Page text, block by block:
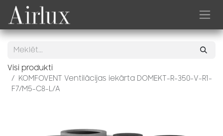
Skip to Content
Visi produkti
KOMFOVENT Ventilācijas iekārta DOMEKT-R-350-V-R1-
F7/M5-C8-L/A